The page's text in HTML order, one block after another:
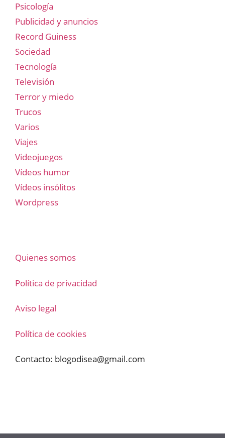
Psicología
Publicidad y anuncios
Record Guiness
Sociedad
Tecnología
Televisión
Terror y miedo
Trucos
Varios
Viajes
Videojuegos
Vídeos humor
Vídeos insólitos
Wordpress
Quienes somos
Política de privacidad
Aviso legal
Política de cookies
Contacto: blogodisea@gmail.com